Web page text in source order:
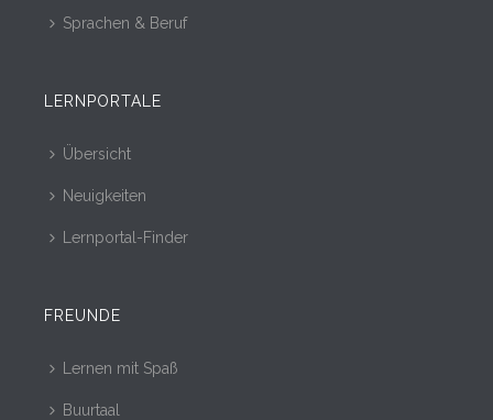
Sprachen & Beruf
LERNPORTALE
Übersicht
Neuigkeiten
Lernportal-Finder
FREUNDE
Lernen mit Spaß
Buurtaal